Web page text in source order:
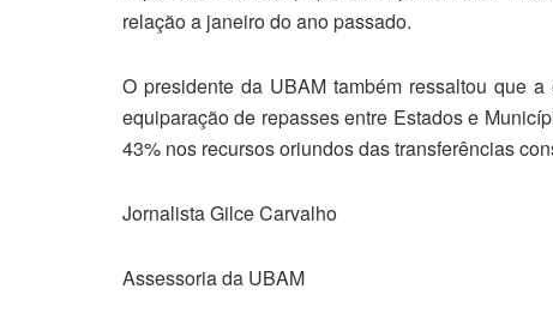
relação a janeiro do ano passado.
O presidente da UBAM também ressaltou que
equiparação de repasses entre Estados e
43% nos recursos oriundos das transferências
Jornalista Gilce Carvalho
Assessoria da UBAM